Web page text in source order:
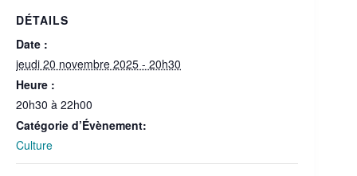
DÉTAILS
Date :
jeudi 20 novembre 2025 - 20h30
Heure :
20h30 à 22h00
Catégorie d’Évènement:
Culture